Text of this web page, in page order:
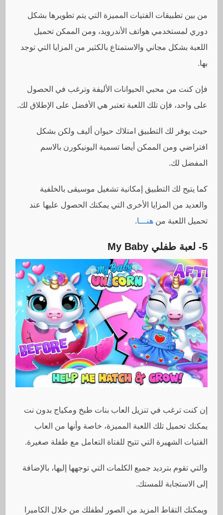
من بين تطبيقات الفتيات المميزة التي يتم تطويرها بشكل
دوري لمستخدمي هواتف الأندرويد، ومن الممكن تحميل
اللعبة بشكل مجاني والاستمتاع بالكثير من المزايا التي توجد
بها.
فإن كنت من محبي الحيوانات الأليفة وترغب في الحصول
على واحد، فإن تلك اللعبة تعتبر هي الأفضل على الإطلاق لك.
حيث يوفر لك التطبيق امتلاك حيوان أليف ولكن بشكل
افتراضي ومن الممكن أيضا تسمية اليونيكورن بالاسم
المفضل لك.
كما يتيح لك التطبيق إمكانية تشغيل موسيقى بالخلفية
والعديد من المزايا الأخرى التي يمكنك الحصول عليها عند
تحميل اللعبة منهنـــا.
5- لعبة طفلي My Baby
إن كنت ترغب في تنزيل العاب بنات طبخ ومكياج بدون نت
يمكنك تحميل تلك اللعبة المميزة، خاصة وأنها من العاب
الفتيات الشهيرة التي تتيح للفتاة التعامل مع طفلة صغيرة.
والتي تقوم بترديد جميع الكلمات التي توجهها إليها، بالإضافة
إلى الاستجابة للمستك.
ويمكنك التقاط المزيد من الصور لطفلك من خلال الكاميرا